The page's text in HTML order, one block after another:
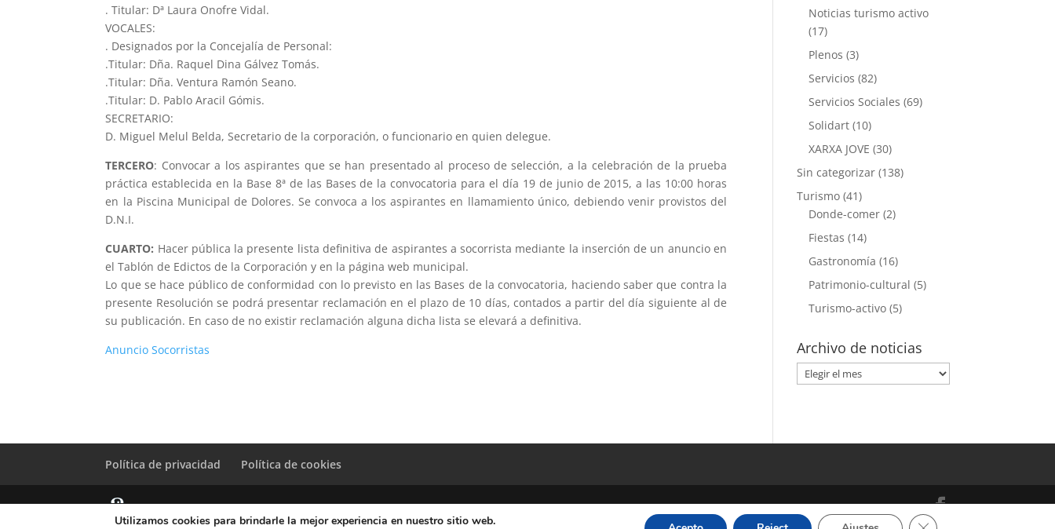
. Titular: Dª Laura Onofre Vidal.
VOCALES:
. Designados por la Concejalía de Personal:
.Titular: Dña. Raquel Dina Gálvez Tomás.
.Titular: Dña. Ventura Ramón Seano.
.Titular: D. Pablo Aracil Gómis.
SECRETARIO:
D. Miguel Melul Belda, Secretario de la corporación, o funcionario en quien delegue.
TERCERO: Convocar a los aspirantes que se han presentado al proceso de selección, a la celebración de la prueba
práctica establecida en la Base 8ª de las Bases de la convocatoria para el día 19 de junio de 2015, a las 10:00 horas
en la Piscina Municipal de Dolores. Se convoca a los aspirantes en llamamiento único, debiendo venir provistos del
D.N.I.
CUARTO: Hacer pública la presente lista definitiva de aspirantes a socorrista mediante la inserción de un anuncio en
el Tablón de Edictos de la Corporación y en la página web municipal.
Lo que se hace público de conformidad con lo previsto en las Bases de la convocatoria, haciendo saber que contra la
presente Resolución se podrá presentar reclamación en el plazo de 10 días, contados a partir del día siguiente al de
su publicación. En caso de no existir reclamación alguna dicha lista se elevará a definitiva.
Anuncio Socorristas
Noticias turismo activo
(17)
Plenos (3)
Servicios (82)
Servicios Sociales (69)
Solidart (10)
XARXA JOVE (30)
Sin categorizar (138)
Turismo (41)
Donde-comer (2)
Fiestas (14)
Gastronomía (16)
Patrimonio-cultural (5)
Turismo-activo (5)
Archivo de noticias
Archivo
de
Política de privacidad Política de cookies
Utilizamos cookies para brindarle la mejor experiencia en nuestro sitio web.
Cerrar el banner de